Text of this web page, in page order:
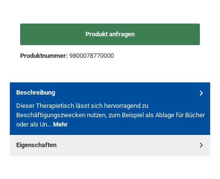
Produkt anfragen
Produktnummer: 9800078770000
Beschreibung
Dieser Therapietisch lässt sich hervorragend zu
Beschäftigungszwecken nutzen, zum Beispiel als Ablage für Bücher
oder als Un… Mehr
Eigenschaften